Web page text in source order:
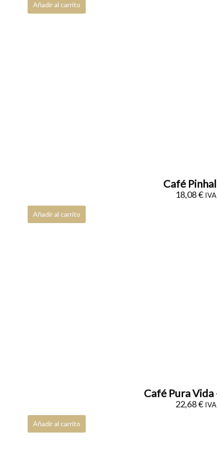
Añadir al carrito
Café
18,08€
Añadir al carrito
Café Pura Vida
22,68€
Añadir al carrito